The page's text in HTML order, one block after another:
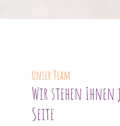
Unser Team
Wir stehen Ihnen
Seite